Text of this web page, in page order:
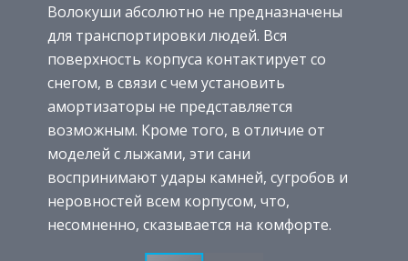
Волокуши абсолютно не предназначены
для транспортировки людей. Вся
поверхность корпуса контактирует со
снегом, в связи с чем установить
амортизаторы не представляется
возможным. Кроме того, в отличие от
моделей с лыжами, эти сани
воспринимают удары камней, сугробов и
неровностей всем корпусом, что,
несомненно, сказывается на комфорте.